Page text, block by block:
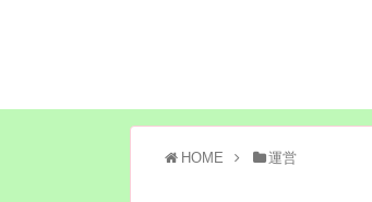
HOME 運営